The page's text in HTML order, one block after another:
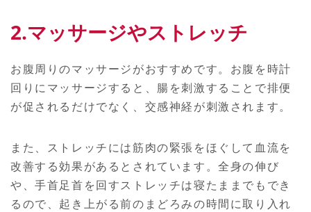
2.マッサージやストレッチ
お腹周りのマッサージがおすすめです。お腹を時計
回りにマッサージすると、腸を刺激することで排便
が促されるだけでなく、交感神経が刺激されます。
また、ストレッチには筋肉の緊張をほぐして血流を
改善する効果があるとされています。全身の伸び
や、手首足首を回すストレッチは寝たままでもでき
るので、起き上がる前のまどろみの時間に取り入れ